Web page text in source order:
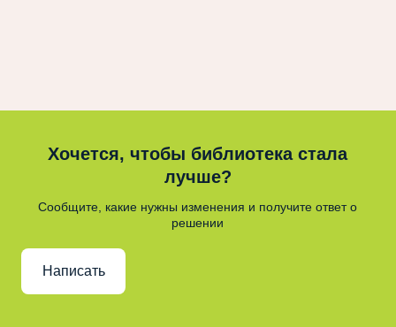
Хочется, чтобы библиотека стала
лучше?
Сообщите, какие нужны изменения и получите ответ о
решении
Написать